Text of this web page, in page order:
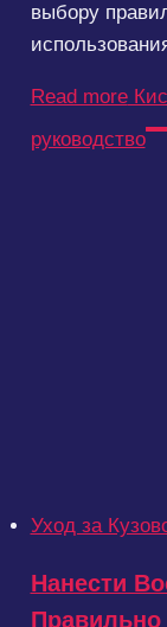
выбору
Read more
руководство
Уход за
Нанести
Правильно